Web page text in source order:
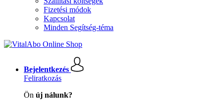
Fizetési módok
Kapcsolat
Minden Segítség-téma
Bejelentkezés
Feliratkozás
Ön új nálunk?